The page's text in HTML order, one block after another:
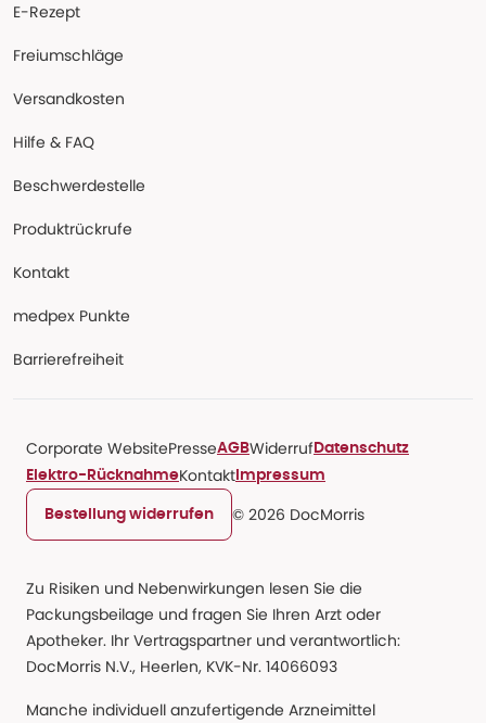
E-Rezept
Freiumschläge
Versandkosten
Hilfe & FAQ
Beschwerdestelle
Produktrückrufe
Kontakt
medpex Punkte
Barrierefreiheit
Corporate WebsitePresseAGBWiderruf Datenschutz
Elektro-RücknahmeKontakt Impressum
Bestellung widerrufen © 2026 DocMorris
Zu Risiken und Nebenwirkungen lesen Sie die
Packungsbeilage und fragen Sie Ihren Arzt oder
Apotheker. Ihr Vertragspartner und verantwortlich:
DocMorris N.V., Heerlen, KVK-Nr. 14066093
Manche individuell anzufertigende Arzneimittel